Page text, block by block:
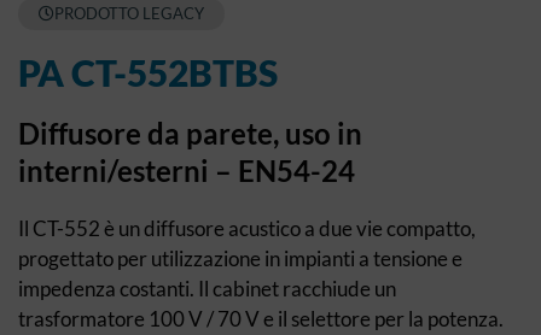
PRODOTTO LEGACY
PA CT-552BTBS
Diffusore da parete, uso in
interni/esterni – EN54-24
Il CT-552 è un diffusore acustico a due vie compatto,
progettato per utilizzazione in impianti a tensione e
impedenza costanti. Il cabinet racchiude un
trasformatore 100 V / 70 V e il selettore per la potenza.